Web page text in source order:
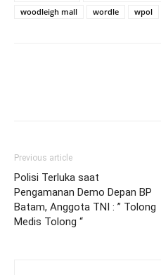
woodleigh mall
wordle wpol
Previous article
Polisi Terluka saat
Pengamanan Demo Depan BP
Batam, Anggota TNI : ” Tolong
Medis Tolong “